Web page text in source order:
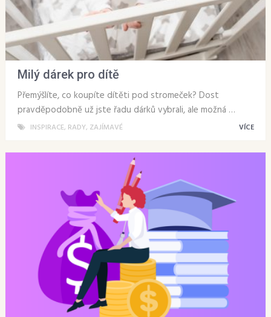
Milý dárek pro dítě
Přemýšlíte, co koupíte dítěti pod stromeček? Dost
pravděpodobně už jste řadu dárků vybrali, ale možná …
INSPIRACE, RADY, ZAJÍMAVÉ VÍCE